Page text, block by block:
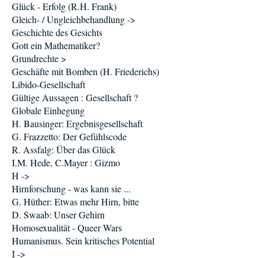
Glück - Erfolg (R.H. Frank)
Gleich- / Ungleichbehandlung ->
Geschichte des Gesichts
Gott ein Mathematiker?
Grundrechte >
Geschäfte mit Bomben (H. Friederichs)
Libido-Gesellschaft
Gültige Aussagen : Gesellschaft ?
Globale Einhegung
H. Bausinger: Ergebnisgesellschaft
G. Frazzetto: Der Gefühlscode
R. Assfalg: Über das Glück
I.M. Hede, C.Mayer : Gizmo
H ->
Hirnforschung - was kann sie ...
G. Hüther: Etwas mehr Hirn, bitte
D. Swaab: Unser Gehirn
Homosexualität - Queer Wars
Humanismus. Sein kritisches Potential
I ->